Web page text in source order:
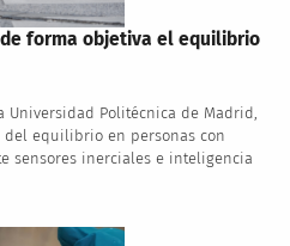
forma objetiva el equilibrio
Politécnica de Madrid,
equilibrio en personas con
sensores inerciales e inteligencia